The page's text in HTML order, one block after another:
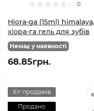
0
Hiora-ga (15ml) himalaya,
хіора-га гель для зубів
Немає у наявності
68.85грн.
Хіт продажів
Продано